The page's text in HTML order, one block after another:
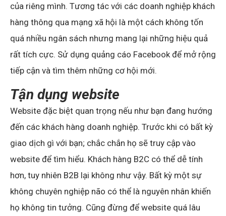
của riêng mình. Tương tác với các doanh nghiệp khách
hàng thông qua mạng xã hội là một cách không tốn
quá nhiều ngân sách nhưng mang lại những hiệu quả
rất tích cực. Sử dụng quảng cáo Facebook để mở rộng
tiếp cận và tìm thêm những cơ hội mới.
Tận dụng website
Website đặc biệt quan trọng nếu như bạn đang hướng
đến các khách hàng doanh nghiệp. Trước khi có bất kỳ
giao dịch gì với bạn; chắc chắn họ sẽ truy cập vào
website để tìm hiểu. Khách hàng B2C có thể dễ tính
hơn, tuy nhiên B2B lại không như vậy. Bất kỳ một sự
không chuyên nghiệp não có thể là nguyên nhân khiến
họ không tin tưởng. Cũng đừng để website quá lâu